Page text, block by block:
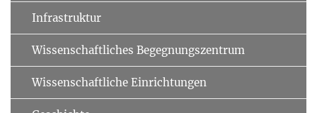
Infrastruktur
Wissenschaftliches Begegnungszentrum
Wissenschaftliche Einrichtungen